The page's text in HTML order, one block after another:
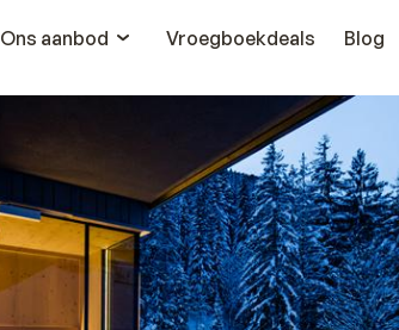
Ons aanbod
Vroegboekdeals Blog